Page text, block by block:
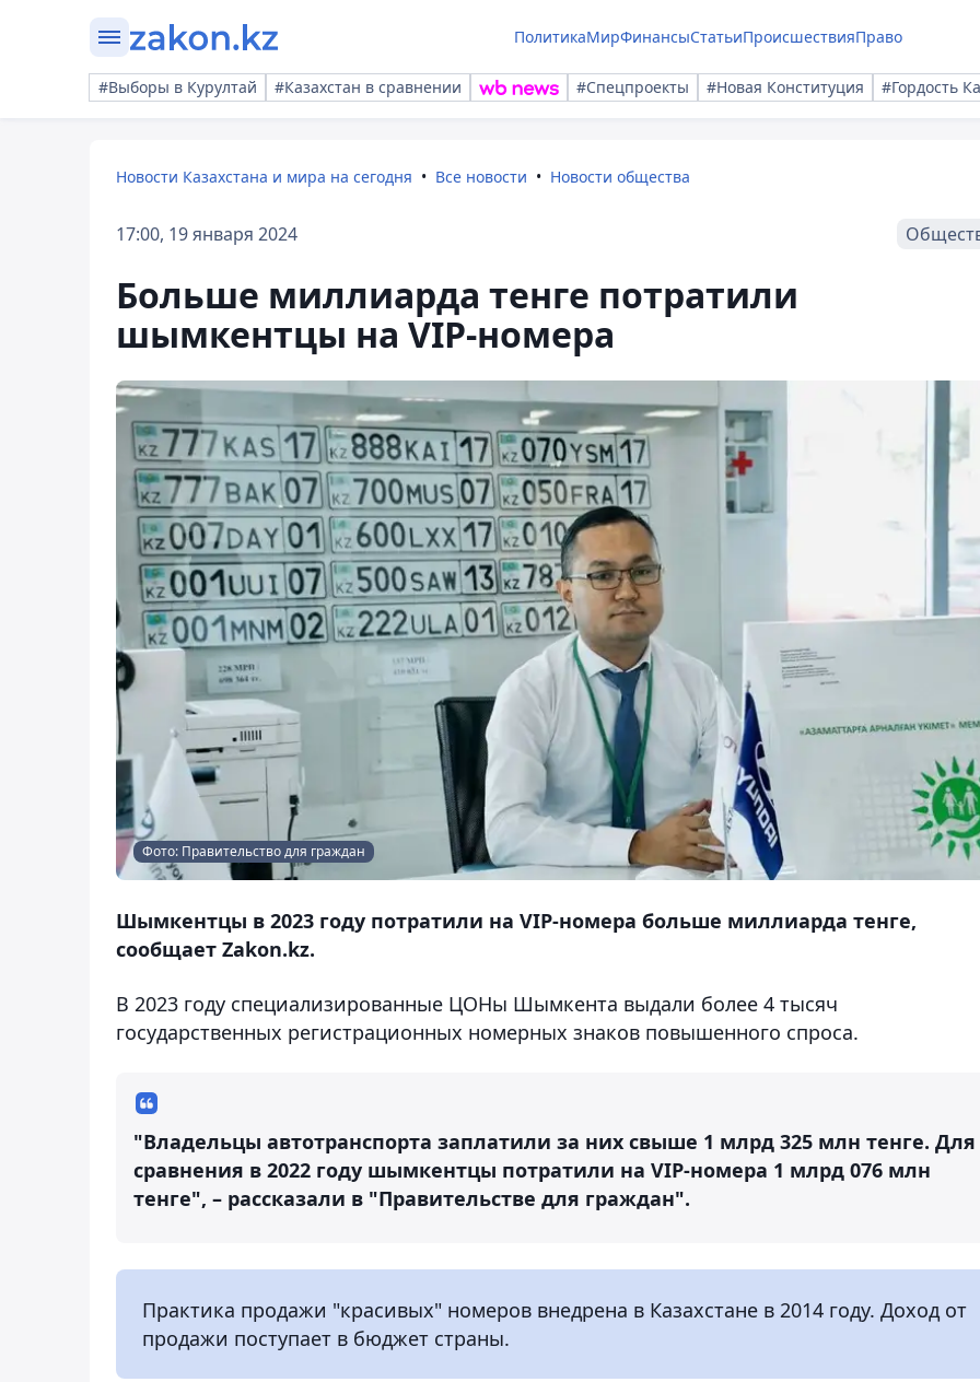
ПолитикаМирФинансыСтатьиПроисшествияПраво
#Выборы в Курултай #Казахстан в сравнении #Спецпроекты #Новая Конституция #Гордость
Новости Казахстана и мира на сегодня Все новости Новости общества
17:00, 19 января 2024
Больше миллиарда тенге потратили
шымкентцы на VIP-номера
Фото: Правительство для граждан
Шымкентцы в 2023 году потратили на VIP-номера больше миллиарда тенге,
сообщает Zakon.kz.
В 2023 году специализированные ЦОНы Шымкента выдали более 4 тысяч
государственных регистрационных номерных знаков повышенного спроса.
"Владельцы автотранспорта заплатили за них свыше 1 млрд 325 млн тенге. Для
сравнения в 2022 году шымкентцы потратили на VIP-номера 1 млрд 076 млн
тенге", – рассказали в "Правительстве для граждан".
Практика продажи "красивых" номеров внедрена в Казахстане в 2014 году. Доход от
продажи поступает в бюджет страны.